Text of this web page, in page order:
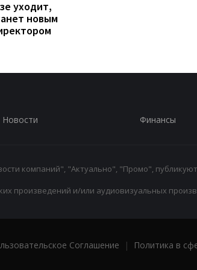
уходит,
новым
Новости Финансы
компаний", "Актуально", "Промо",
произведений и/или аудиовизуальных
Соглашение |
Политика в